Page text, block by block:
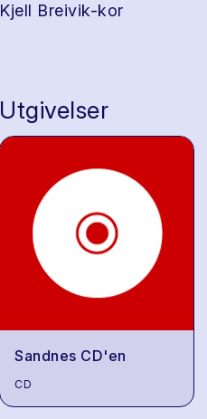
Kjell Breivik-kor
Utgivelser
Sandnes CD'en
CD